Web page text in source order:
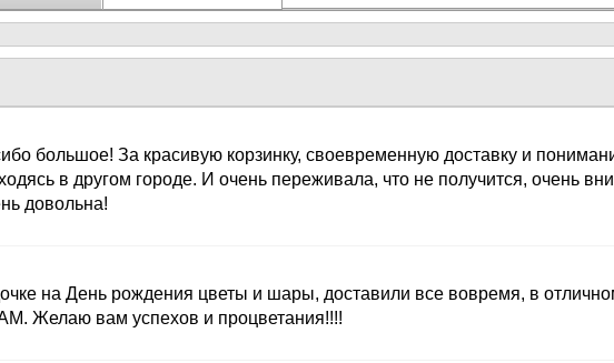
большое! За красивую корзинку, своевременную доставку и
в другом городе. И очень переживала, что не получится, очень
довольна!
на День рождения цветы и шары, доставили все вовремя, в
Желаю вам успехов и процветания!!!!